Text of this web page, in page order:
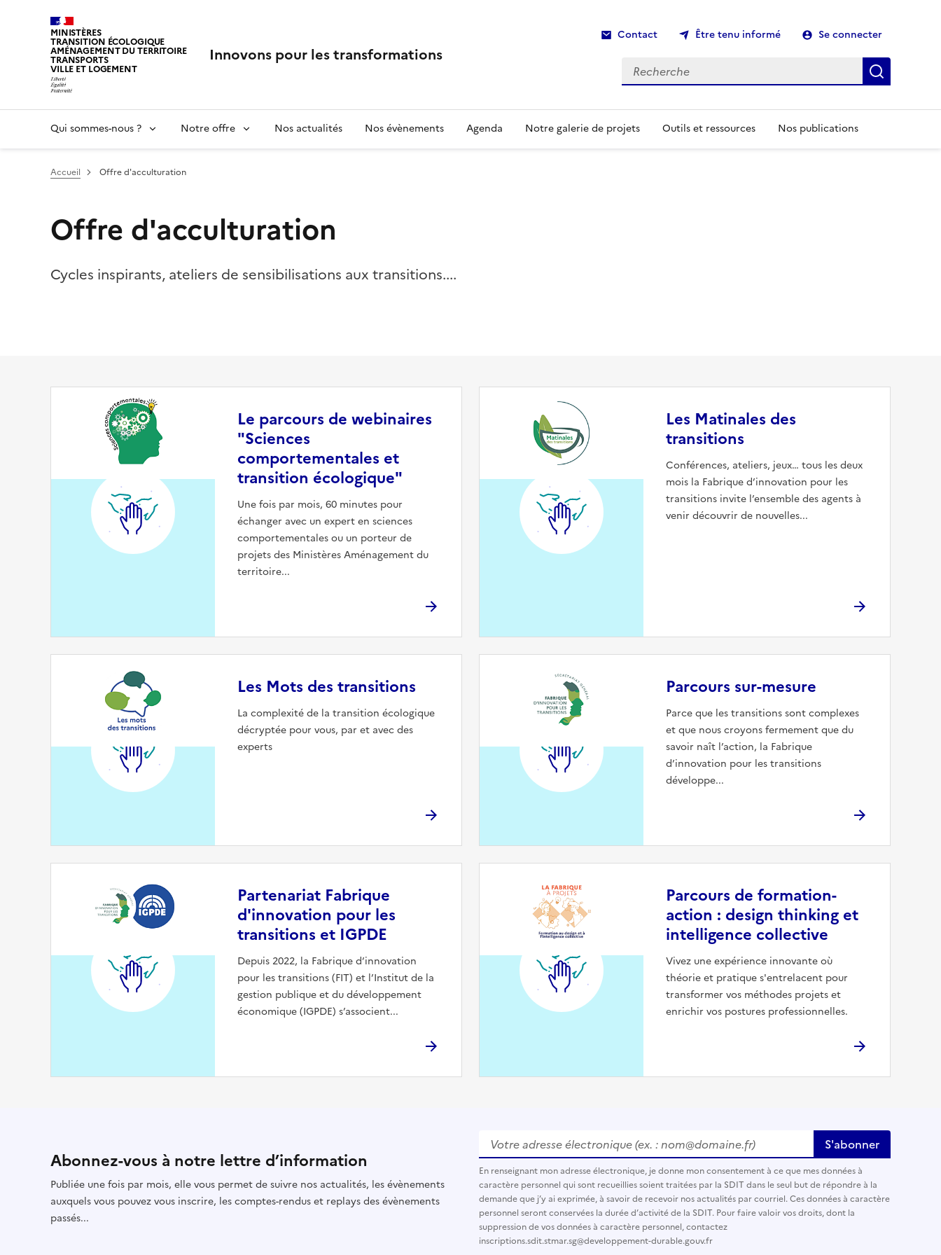
MINISTÈRES
TRANSITION ÉCOLOGIQUE
AMÉNAGEMENT DU TERRITOIRE
TRANSPORTS
VILLE ET LOGEMENT
Innovons pour les transformations
Contact Être tenu informé Se connecter
Recherche
Qui sommes-nous ? Notre offre Nos actualités Nos évènements Agenda Notre galerie de projets Outils et ressources Nos publications
Vous êtes ici :
Accueil Offre d'acculturation
Offre d'acculturation
Cycles inspirants, ateliers de sensibilisations aux transitions....
Le parcours de webinaires
"Sciences
comportementales et
transition écologique"
Une fois par mois, 60 minutes pour
échanger avec un expert en sciences
comportementales ou un porteur de
projets des Ministères Aménagement du
territoire...
Les Matinales des
transitions
Conférences, ateliers, jeux… tous les deux
mois la Fabrique d’innovation pour les
transitions invite l’ensemble des agents à
venir découvrir de nouvelles...
Les Mots des transitions
La complexité de la transition écologique
décryptée pour vous, par et avec des
experts
Parcours sur-mesure
Parce que les transitions sont complexes
et que nous croyons fermement que du
savoir naît l’action, la Fabrique
d’innovation pour les transitions
développe...
Partenariat Fabrique
d'innovation pour les
transitions et IGPDE
Depuis 2022, la Fabrique d’innovation
pour les transitions (FIT) et l’Institut de la
gestion publique et du développement
économique (IGPDE) s’associent...
Parcours de formation-
action : design thinking et
intelligence collective
Vivez une expérience innovante où
théorie et pratique s'entrelacent pour
transformer vos méthodes projets et
enrichir vos postures professionnelles.
Abonnez-vous à notre lettre d’information
Publiée une fois par mois, elle vous permet de suivre nos actualités, les évènements
auxquels vous pouvez vous inscrire, les comptes-rendus et replays des évènements
passés...
Votre adresse électronique (ex. : nom@domaine.fr)* S'abonner
En renseignant mon adresse électronique, je donne mon consentement à ce que mes données à
caractère personnel qui sont recueillies soient traitées par la SDIT dans le seul but de répondre à la
demande que j’y ai exprimée, à savoir de recevoir nos actualités par courriel. Ces données à caractère
personnel seront conservées la durée d’activité de la SDIT. Pour faire valoir vos droits, dont la
suppression de vos données à caractère personnel, contactez
inscriptions.sdit.stmar.sg@developpement-durable.gouv.fr